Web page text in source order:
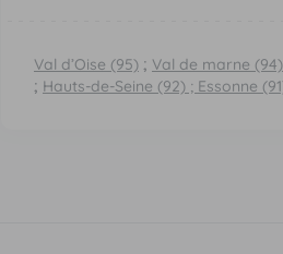
Val d’Oise (95); Val de marne (94)
; Hauts-de-Seine (92); Essonne